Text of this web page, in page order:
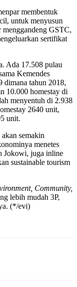
membentuk
untuk menyusun
menggandeng GSTC,
sertifikat
Ada 17.508 pulau
Kemendes
dimana tahun 2018,
10.000 homestay di
menyentuh di 2.938
2640 unit,
unit.
semakin
menetes
Jokowi, juga inline
sustainable tourism
Community,
lebih mudah 3P,
(*/evi)